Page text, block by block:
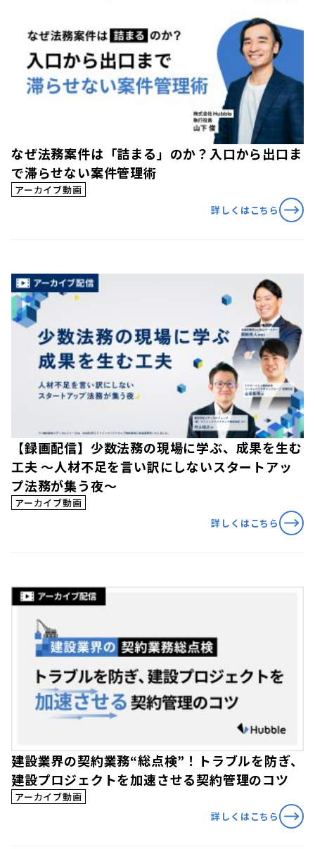
なぜ法務案件は「詰まる」のか？入口から出口ま
で滞らせない案件管理術
アーカイブ動画
詳しくはこちら
【録画配信】少数法務の現場に学ぶ、成果を生む
工夫 〜人材不足を言い訳にしないスタートアッ
プ法務が集う夜〜
アーカイブ動画
詳しくはこちら
建設業界の契約業務“総点検”！トラブルを防ぎ、
建設プロジェクトを加速させる契約管理のコツ
アーカイブ動画
詳しくはこちら